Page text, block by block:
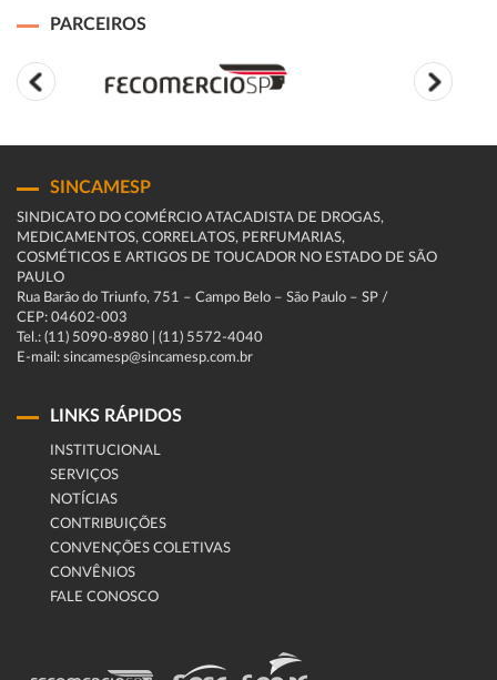
PARCEIROS
SINCAMESP
SINDICATO DO COMÉRCIO ATACADISTA DE DROGAS,
MEDICAMENTOS, CORRELATOS, PERFUMARIAS,
COSMÉTICOS E ARTIGOS DE TOUCADOR NO ESTADO DE SÃO
PAULO
Rua Barão do Triunfo, 751 – Campo Belo – São Paulo – SP /
CEP: 04602-003
Tel.: (11) 5090-8980 | (11) 5572-4040
E-mail: sincamesp@sincamesp.com.br
LINKS RÁPIDOS
INSTITUCIONAL
SERVIÇOS
NOTÍCIAS
CONTRIBUIÇÕES
CONVENÇÕES COLETIVAS
CONVÊNIOS
FALE CONOSCO